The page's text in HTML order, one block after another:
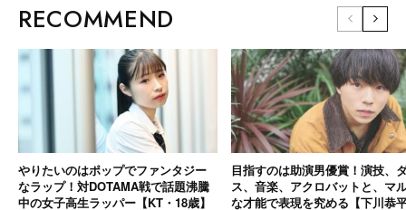
RECOMMEND
やりたいのはポップでファンタジー
なラップ！対DOTAMA戦で話題沸騰
中の女子高生ラッパー【KT・18歳】
目指すのは助演男優賞！演技、
ス、音楽、アクロバットと、マ
な才能で表現を究める【下川恭